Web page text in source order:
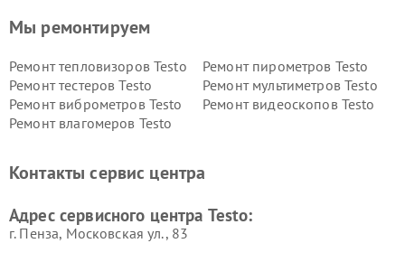
Мы ремонтируем
Ремонт тепловизоров Testo
Ремонт пирометров Testo
Ремонт тестеров Testo
Ремонт мультиметров Testo
Ремонт виброметров Testo
Ремонт видеоскопов Testo
Ремонт влагомеров Testo
Контакты сервис центра
Адрес сервисного центра Testo:
г. Пенза, Московская ул., 83